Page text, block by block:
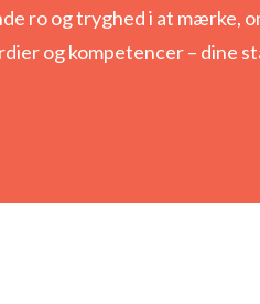
ro og tryghed i at mærke,
og kompetencer – dine